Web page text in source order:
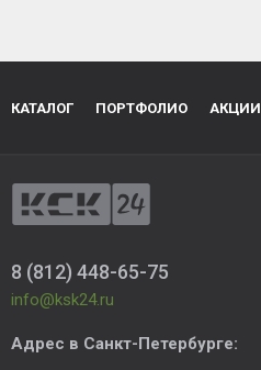
КАТАЛОГ ПОРТФОЛИО АКЦИИ
8 (812) 448-65-75
info@ksk24.ru
Адрес в Санкт-Петербурге: